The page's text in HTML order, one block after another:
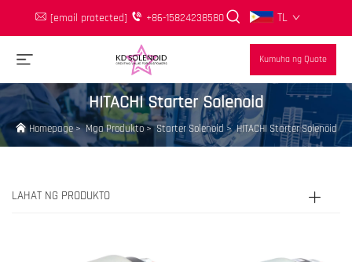
[email protected] +86-15824238580 TL
Kumuha ng Quote
HITACHI Starter Solenoid
Homepage>Mga Produkto>Starter Solenoid >HITACHI Starter Solenoid
LAHAT NG PRODUKTO